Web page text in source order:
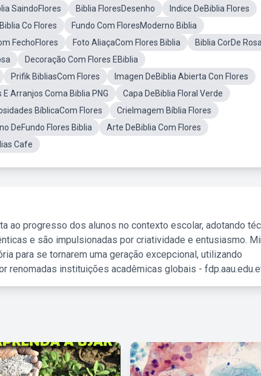
SaindoFlores Biblia FloresDesenho
Indice DeBiblia Flores
Co Flores
Fundo Com FloresModerno Biblia
FechoFlores Foto AliaçaCom Flores Biblia
Biblia CorDe Rosa
Decoração Com Flores EBiblia
Prifik BibliasCom Flores
Imagen DeBiblia Abierta Con Flores
E Arranjos Coma Biblia PNG
Capa DeBiblia Floral Verde
BíblicaCom Flores
CrieImagem Bíblia Flores
DeFundo Flores Biblia
Arte DeBiblia Com Flores
Cafe
ao progresso dos alunos no contexto escolar, adotando
e são impulsionadas por criatividade e entusiasmo.
para se tornarem uma geração excepcional, utilizando
renomadas instituições acadêmicas globais -